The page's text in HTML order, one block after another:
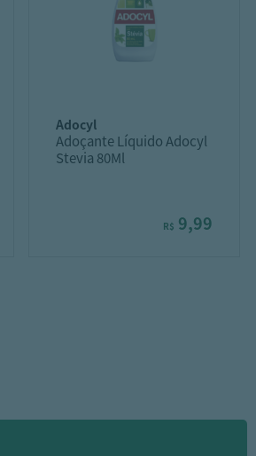
adocyl
Adoçante Líquido Adocyl
Stevia 80Ml
R$ 9,99